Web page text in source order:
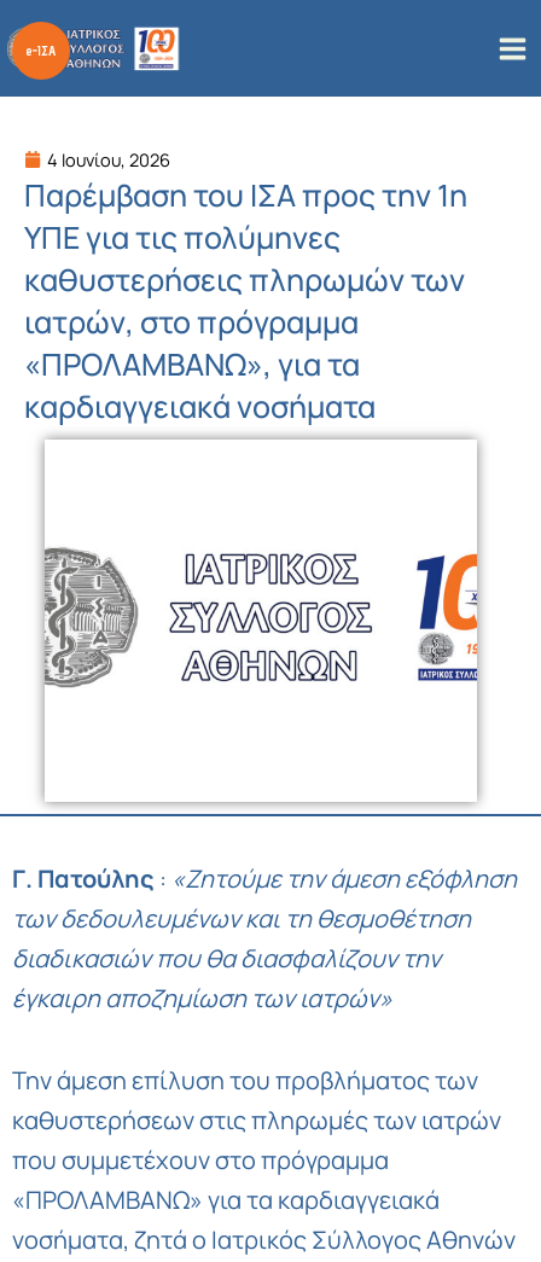
στο
περιεχόμενο
4 Ιουνίου, 2026
Παρέμβαση του ΙΣΑ προς την 1η
ΥΠΕ για τις πολύμηνες
καθυστερήσεις πληρωμών των
ιατρών, στο πρόγραμμα
«ΠΡΟΛΑΜΒΑΝΩ», για τα
καρδιαγγειακά νοσήματα
Γ. Πατούλης : «Ζητούμε την άμεση εξόφληση
των δεδουλευμένων και τη θεσμοθέτηση
διαδικασιών που θα διασφαλίζουν την
έγκαιρη αποζημίωση των ιατρών»
Την άμεση επίλυση του προβλήματος των
καθυστερήσεων στις πληρωμές των ιατρών
που συμμετέχουν στο πρόγραμμα
«ΠΡΟΛΑΜΒΑΝΩ» για τα καρδιαγγειακά
νοσήματα, ζητά ο Ιατρικός Σύλλογος Αθηνών